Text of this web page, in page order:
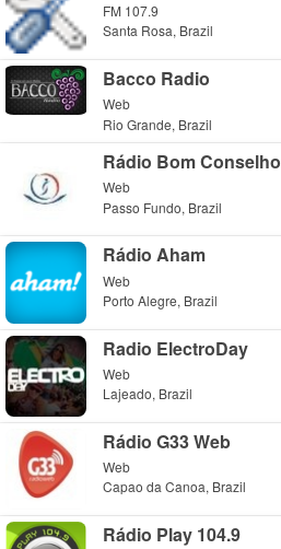
FM 107.9
Santa Rosa, Brazil
Bacco Radio
Web
Rio Grande, Brazil
Rádio Bom Conselho
Web
Passo Fundo, Brazil
Rádio Aham
Web
Porto Alegre, Brazil
Radio ElectroDay
Web
Lajeado, Brazil
Rádio G33 Web
Web
Capao da Canoa, Brazil
Rádio Play 104.9